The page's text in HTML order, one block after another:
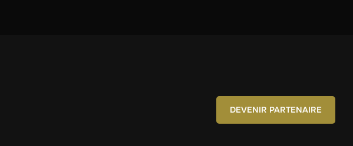
DEVENIR PARTENAIRE